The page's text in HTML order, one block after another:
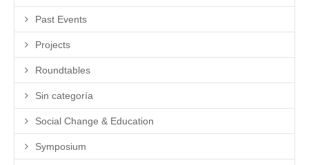
Past Events
Projects
Roundtables
Sin categoría
Social Change & Education
Symposium